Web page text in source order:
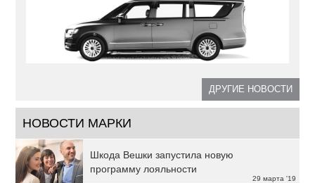
ДРУГИЕ НОВОСТИ
НОВОСТИ МАРКИ
29 марта '19
Шкода Вешки запустила новую
программу лояльности